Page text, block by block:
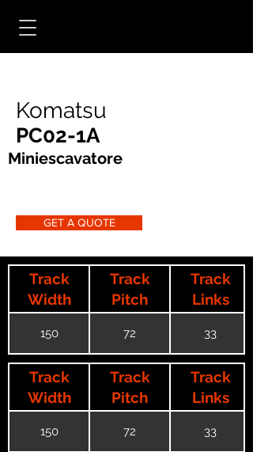
Komatsu
PC02-1A
Miniescavatore
GET A QUOTE
Track
Width
Track
Pitch
Track
Links
150 72 33
Track
Width
Track
Pitch
Track
Links
150 72 33